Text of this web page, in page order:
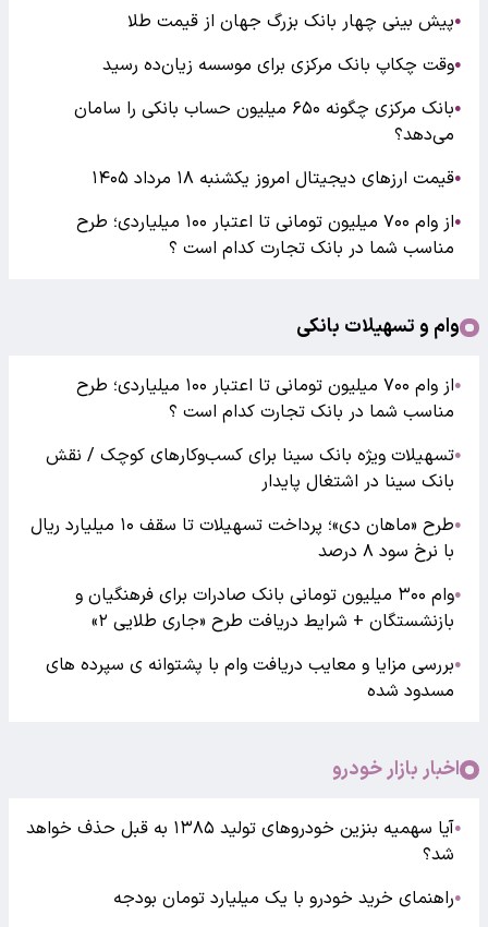
●پیش بینی چهار بانک بزرگ جهان از قیمت طلا
●وقت چکاپ بانک مرکزی برای موسسه زیان‌ده رسید
●
بانک مرکزی چگونه ۶۵۰ میلیون حساب بانکی را سامان
می‌دهد؟
●قیمت ارزهای دیجیتال امروز یکشنبه ۱۸ مرداد ۱۴۰۵
●
از وام ۷۰۰ میلیون تومانی تا اعتبار ۱۰۰ میلیاردی؛ طرح
مناسب شما در بانک تجارت کدام است ؟
وام و تسهیلات بانکی
●
از وام ۷۰۰ میلیون تومانی تا اعتبار ۱۰۰ میلیاردی؛ طرح
مناسب شما در بانک تجارت کدام است ؟
●تسهیلات ویژه بانک سینا برای کسب‌وکارهای کوچک / نقش
بانک سینا در اشتغال پایدار
●
طرح «ماهان دی»؛ پرداخت تسهیلات تا سقف ۱۰ میلیارد ریال
با نرخ سود ۸ درصد
●
وام ۳۰۰ میلیون تومانی بانک صادرات برای فرهنگیان و
بازنشستگان + شرایط دریافت طرح «جاری طلایی ۲»
●بررسی مزایا و معایب دریافت وام با پشتوانه ی سپرده های
مسدود شده
اخبار بازار خودرو
●
آیا سهمیه بنزین خودروهای تولید ۱۳۸۵ به قبل حذف خواهد
شد؟
●راهنمای خرید خودرو با یک میلیارد تومان بودجه